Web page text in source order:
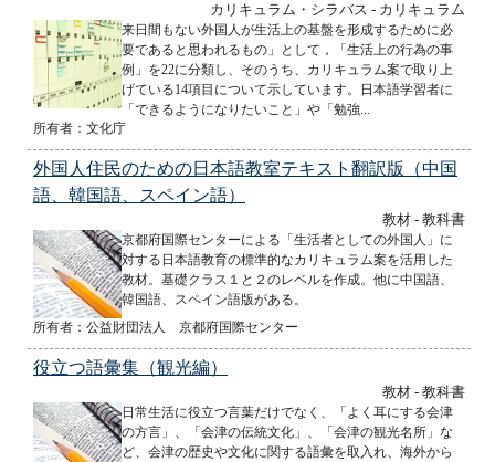
カリキュラム・シラバス - カリキュラム
来日間もない外国人が生活上の基盤を形成するために必
要であると思われるもの」として，「生活上の行為の事
例」を22に分類し、そのうち、カリキュラム案で取り上
げている14項目について示しています。日本語学習者に
「できるようになりたいこと」や「勉強...
所有者：文化庁
外国人住民のための日本語教室テキスト翻訳版（中国
語、韓国語、スペイン語）
教材 - 教科書
京都府国際センターによる「生活者としての外国人」に
対する日本語教育の標準的なカリキュラム案を活用した
教材。基礎クラス１と２のレベルを作成。他に中国語、
韓国語、スペイン語版がある。
所有者：公益財団法人 京都府国際センター
役立つ語彙集（観光編）
教材 - 教科書
日常生活に役立つ言葉だけでなく、「よく耳にする会津
の方言」、「会津の伝統文化」、「会津の観光名所」な
ど、会津の歴史や文化に関する語彙を取入れ、海外から